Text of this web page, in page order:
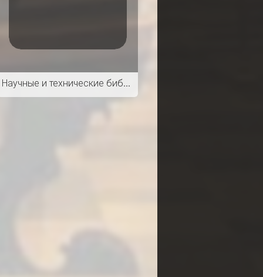
Научные и технические библиотеки. 12 / 2016